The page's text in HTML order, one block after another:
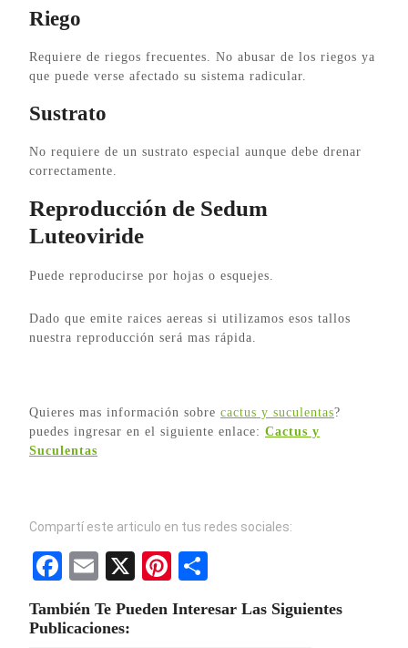
Riego
Requiere de riegos frecuentes. No abusar de los riegos ya
que puede verse afectado su sistema radicular.
Sustrato
No requiere de un sustrato especial aunque debe drenar
correctamente.
Reproducción de Sedum
Luteoviride
Puede reproducirse por hojas o esquejes.
Dado que emite raices aereas si utilizamos esos tallos
nuestra reproducción será mas rápida.
Quieres mas información sobre cactus y suculentas?
puedes ingresar en el siguiente enlace: Cactus y
Suculentas
Compartí este articulo en tus redes sociales:
F
a
ce
E
m
ail
X
Pi
nt
er ar
También Te Pueden Interesar Las Siguientes
Publicaciones: